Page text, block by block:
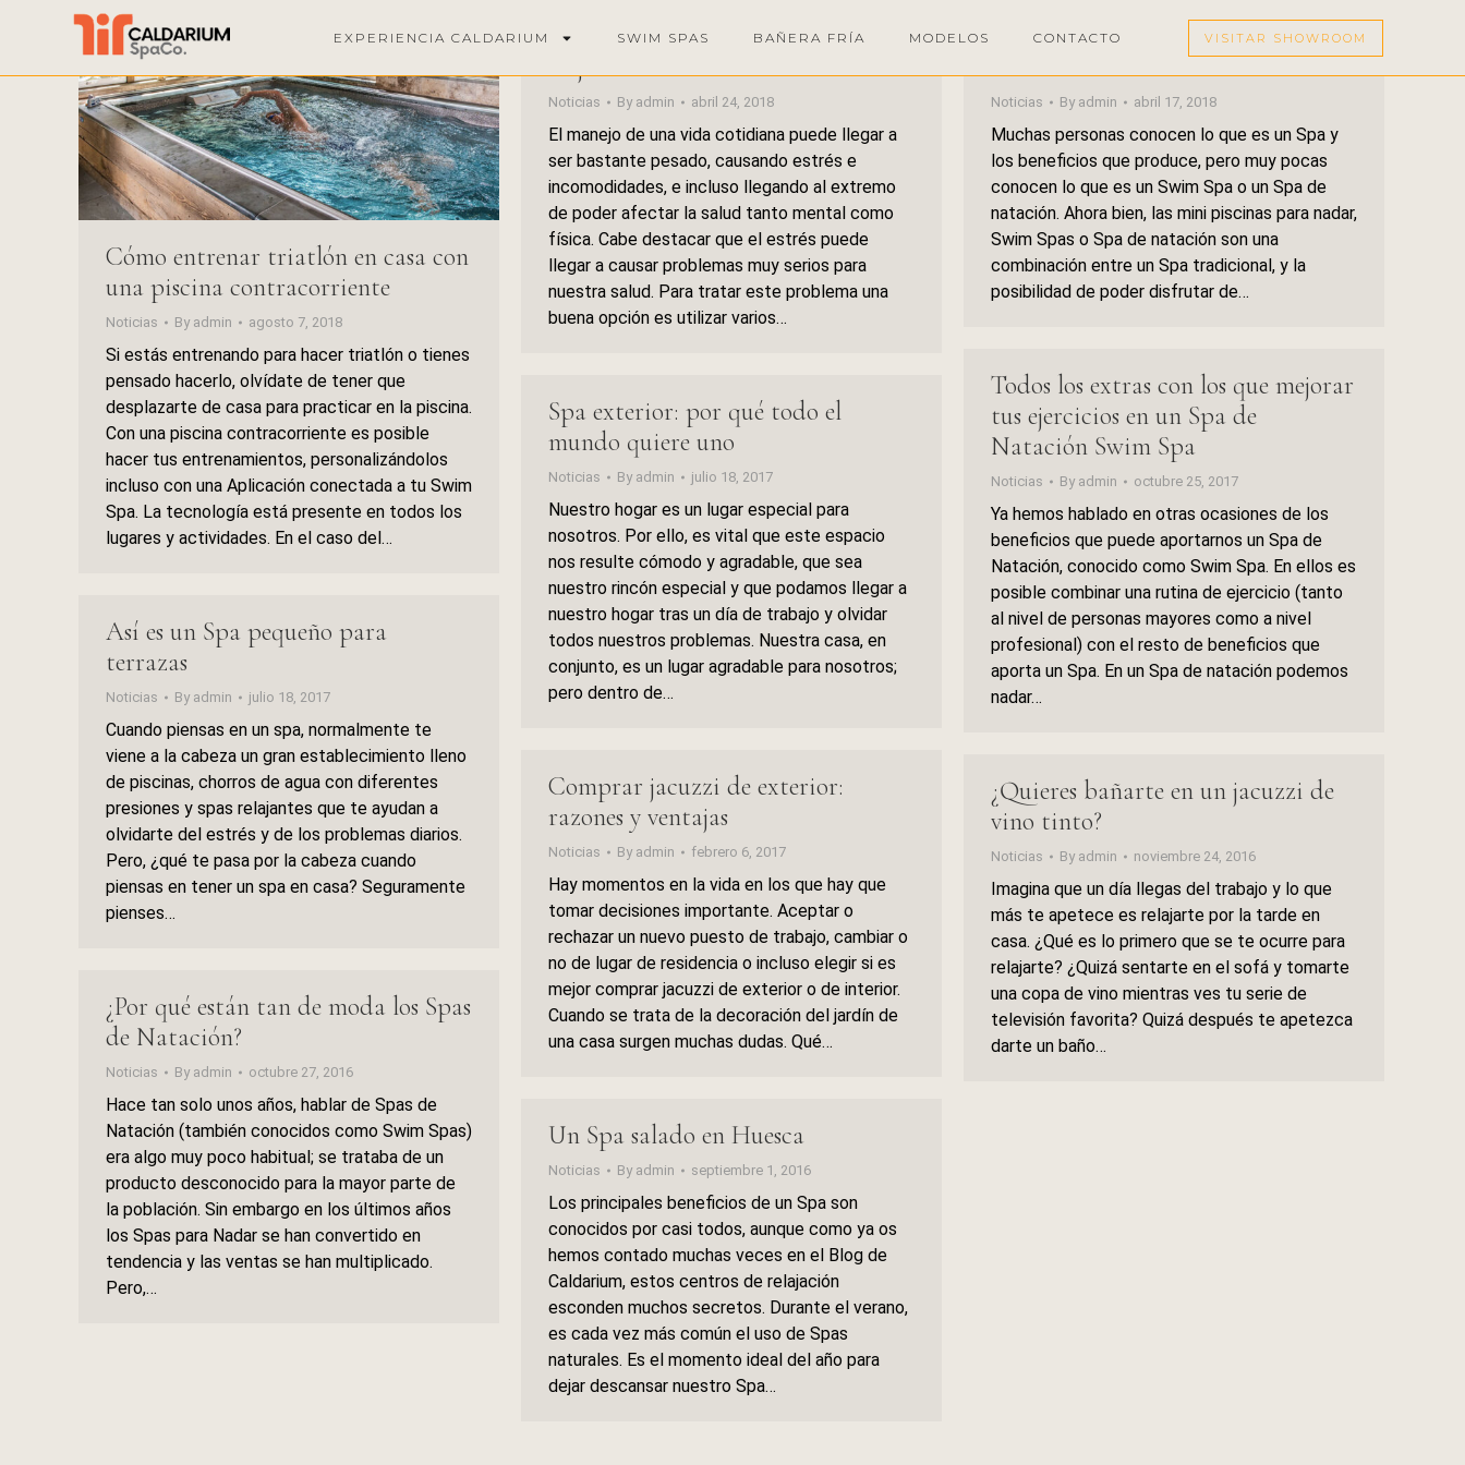
EXPERIENCIA CALDARIUM SWIM SPAS BAÑERA FRÍA MODELOS CONTACTO VISITAR SHOWROOM
Cómo entrenar triatlón en casa con
una piscina contracorriente
Noticias By admin agosto 7, 2018
Si estás entrenando para hacer triatlón o tienes
pensado hacerlo, olvídate de tener que
desplazarte de casa para practicar en la piscina.
Con una piscina contracorriente es posible
hacer tus entrenamientos, personalizándolos
incluso con una Aplicación conectada a tu Swim
Spa. La tecnología está presente en todos los
lugares y actividades. En el caso del…
Cómo usar un Spa en casa para
mejorar nuestra salud
Noticias By admin abril 24, 2018
El manejo de una vida cotidiana puede llegar a
ser bastante pesado, causando estrés e
incomodidades, e incluso llegando al extremo
de poder afectar la salud tanto mental como
física. Cabe destacar que el estrés puede
llegar a causar problemas muy serios para
nuestra salud. Para tratar este problema una
buena opción es utilizar varios…
Mini piscinas para nadar, la
tendencia de 2020
Noticias By admin abril 17, 2018
Muchas personas conocen lo que es un Spa y
los beneficios que produce, pero muy pocas
conocen lo que es un Swim Spa o un Spa de
natación. Ahora bien, las mini piscinas para nadar,
Swim Spas o Spa de natación son una
combinación entre un Spa tradicional, y la
posibilidad de poder disfrutar de…
Todos los extras con los que mejorar
tus ejercicios en un Spa de
Natación Swim Spa
Noticias By admin octubre 25, 2017
Ya hemos hablado en otras ocasiones de los
beneficios que puede aportarnos un Spa de
Natación, conocido como Swim Spa. En ellos es
posible combinar una rutina de ejercicio (tanto
al nivel de personas mayores como a nivel
profesional) con el resto de beneficios que
aporta un Spa. En un Spa de natación podemos
nadar…
Spa exterior: por qué todo el
mundo quiere uno
Noticias By admin julio 18, 2017
Nuestro hogar es un lugar especial para
nosotros. Por ello, es vital que este espacio
nos resulte cómodo y agradable, que sea
nuestro rincón especial y que podamos llegar a
nuestro hogar tras un día de trabajo y olvidar
todos nuestros problemas. Nuestra casa, en
conjunto, es un lugar agradable para nosotros;
pero dentro de…
Así es un Spa pequeño para
terrazas
Noticias By admin julio 18, 2017
Cuando piensas en un spa, normalmente te
viene a la cabeza un gran establecimiento lleno
de piscinas, chorros de agua con diferentes
presiones y spas relajantes que te ayudan a
olvidarte del estrés y de los problemas diarios.
Pero, ¿qué te pasa por la cabeza cuando
piensas en tener un spa en casa? Seguramente
pienses…
Comprar jacuzzi de exterior:
razones y ventajas
Noticias By admin febrero 6, 2017
Hay momentos en la vida en los que hay que
tomar decisiones importante. Aceptar o
rechazar un nuevo puesto de trabajo, cambiar o
no de lugar de residencia o incluso elegir si es
mejor comprar jacuzzi de exterior o de interior.
Cuando se trata de la decoración del jardín de
una casa surgen muchas dudas. Qué…
¿Quieres bañarte en un jacuzzi de
vino tinto?
Noticias By admin noviembre 24, 2016
Imagina que un día llegas del trabajo y lo que
más te apetece es relajarte por la tarde en
casa. ¿Qué es lo primero que se te ocurre para
relajarte? ¿Quizá sentarte en el sofá y tomarte
una copa de vino mientras ves tu serie de
televisión favorita? Quizá después te apetezca
darte un baño…
¿Por qué están tan de moda los Spas
de Natación?
Noticias By admin octubre 27, 2016
Hace tan solo unos años, hablar de Spas de
Natación (también conocidos como Swim Spas)
era algo muy poco habitual; se trataba de un
producto desconocido para la mayor parte de
la población. Sin embargo en los últimos años
los Spas para Nadar se han convertido en
tendencia y las ventas se han multiplicado.
Pero,…
Un Spa salado en Huesca
Noticias By admin septiembre 1, 2016
Los principales beneficios de un Spa son
conocidos por casi todos, aunque como ya os
hemos contado muchas veces en el Blog de
Caldarium, estos centros de relajación
esconden muchos secretos. Durante el verano,
es cada vez más común el uso de Spas
naturales. Es el momento ideal del año para
dejar descansar nuestro Spa…